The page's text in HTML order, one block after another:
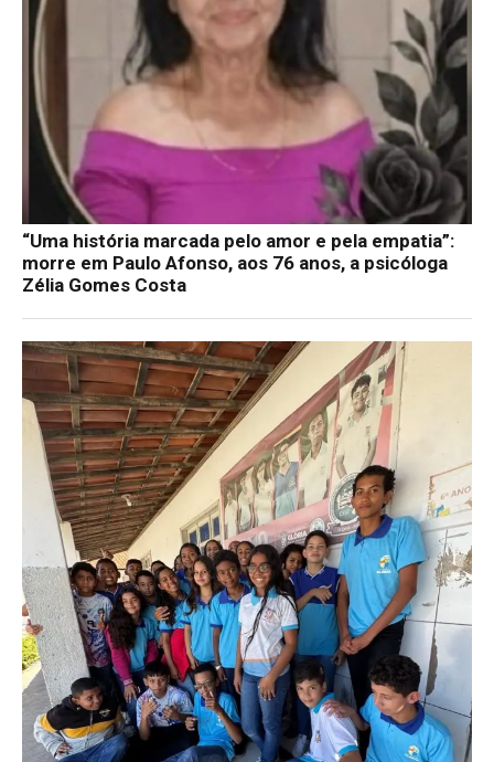
“Uma história marcada pelo amor e pela empatia”:
morre em Paulo Afonso, aos 76 anos, a psicóloga
Zélia Gomes Costa